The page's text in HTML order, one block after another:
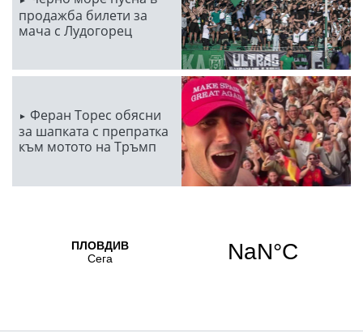
продажба билети за
мача с Лудогорец
Феран Торес обясни
за шапката с препратка
към мотото на Тръмп